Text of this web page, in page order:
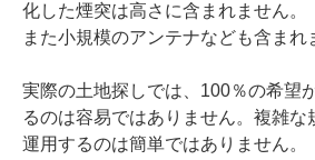
化した煙突は高さに含まれません。
また小規模のアンテナなども含まれ
実際の土地探しでは、100％の希望
るのは容易ではありません。複雑な
運用するのは簡単ではありません。